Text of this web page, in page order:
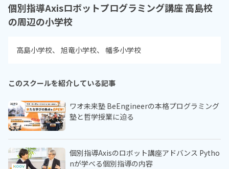
個別指導Axisロボットプログラミング講座 高島校
の周辺の小学校
高島小学校 旭竜小学校 幡多小学校
このスクールを紹介している記事
ワオ未来塾 BeEngineerの本格プログラミング
塾と哲学授業に迫る
個別指導Axisのロボット講座アドバンス Pytho
nが学べる個別指導の内容